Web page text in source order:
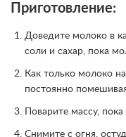
Приготовление:
Доведите молоко в
соли и сахар, пока
Как только молоко
постоянно
Поварите массу,
Снимите с огня,